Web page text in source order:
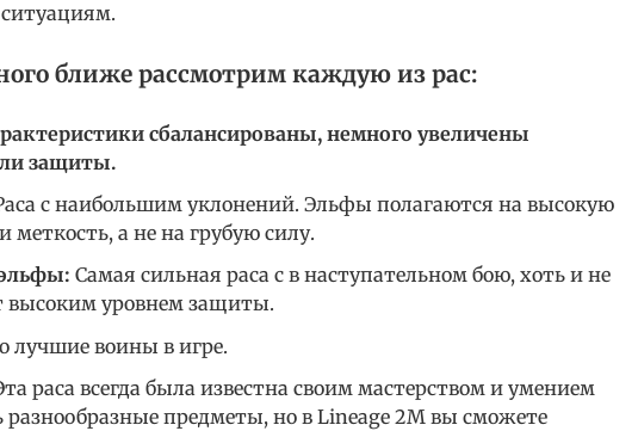
ближе рассмотрим каждую из рас:
сбалансированы, немного увеличены
защиты.
с наибольшим уклонений. Эльфы полагаются на высокую
меткость, а не на грубую силу.
Самая сильная раса с в наступательном бою, хоть и не
высоким уровнем защиты.
лучшие воины в игре.
раса всегда была известна своим мастерством и умением
разнообразные предметы, но в Lineage 2M вы сможете